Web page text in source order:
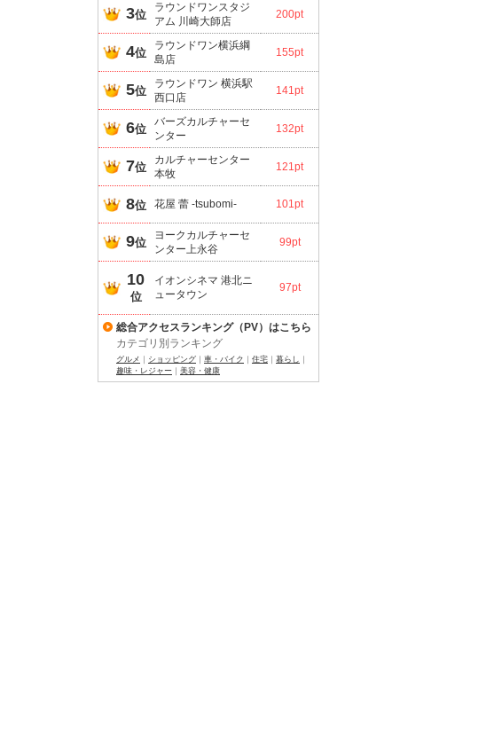
3位
ラウンドワンスタジ
アム 川崎大師店
200pt
4位
ラウンドワン横浜綱
島店
155pt
5位
ラウンドワン 横浜駅
西口店
141pt
6位
バーズカルチャーセ
ンター
132pt
7位
カルチャーセンター
本牧
121pt
8位 花屋 蕾 -tsubomi- 101pt
9位
ヨークカルチャーセ
ンター上永谷
99pt
10
位
イオンシネマ 港北ニ
ュータウン
97pt
総合アクセスランキング（PV）はこちら
カテゴリ別ランキング
グルメ ショッピング 車・バイク 住宅 暮らし
趣味・レジャー
美容・健康